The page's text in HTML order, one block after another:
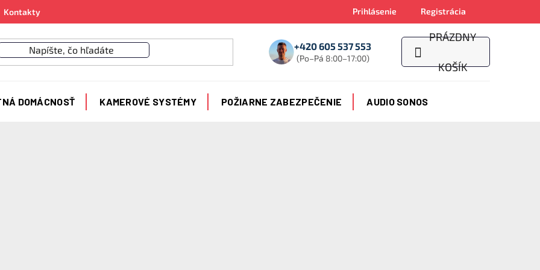
Kontakty Prihlásenie Registrácia
+420 605 537 553
(Po–Pá 8:00–17:00)
NÁKUPNÝ
KOŠÍK
PRÁZDNY
KOŠÍK
DOMÁCNOSŤ KAMEROVÉ SYSTÉMY POŽIARNE ZABEZPEČENIE AUDIO SONOS